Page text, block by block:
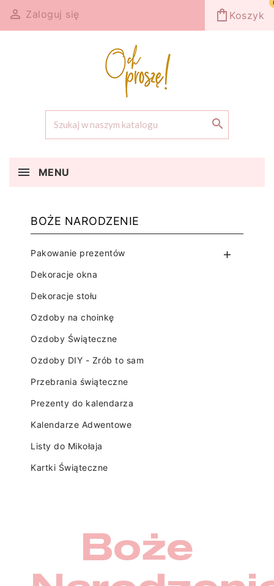
 Zaloguj się shopping_bag Koszyk

MENU
BOŻE NARODZENIE
Pakowanie prezentów 
Dekoracje okna
Dekoracje stołu
Ozdoby na choinkę
Ozdoby Świąteczne
Ozdoby DIY - Zrób to sam
Przebrania świąteczne
Prezenty do kalendarza
Kalendarze Adwentowe
Listy do Mikołaja
Kartki Świąteczne
Boże